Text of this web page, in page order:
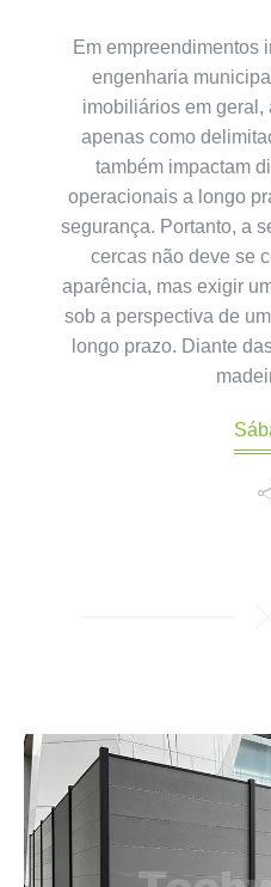
Em empreendimentos
engenharia
imobiliários em geral,
apenas como
também impactam
operacionais a longo
segurança. Portanto, a
cercas não deve se
aparência, mas exigir
sob a perspectiva de
longo prazo. Diante